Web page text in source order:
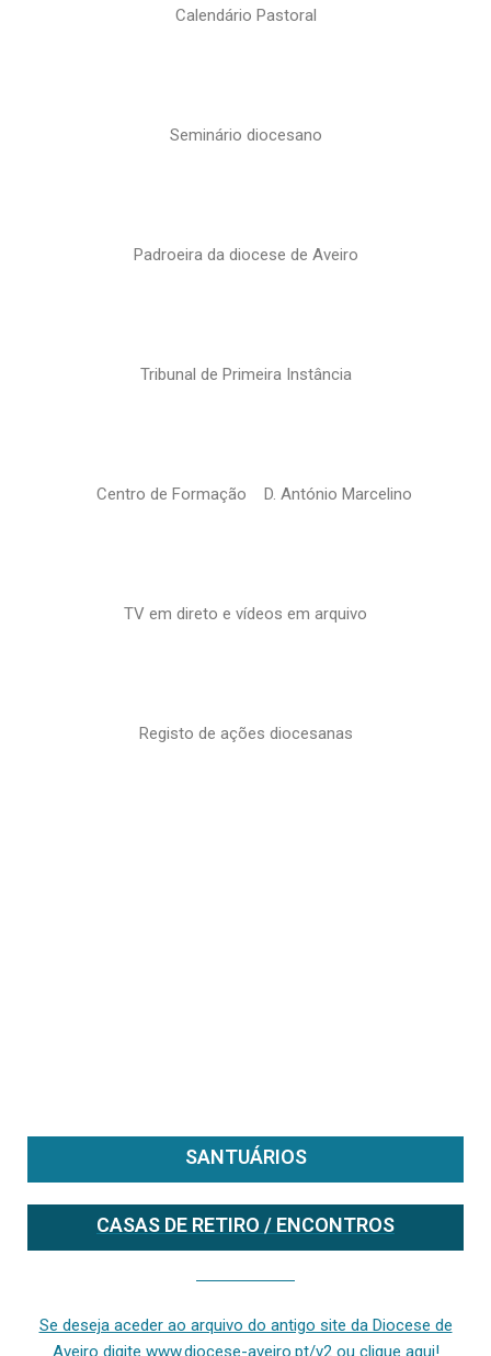
Calendário Pastoral
Seminário diocesano
Padroeira da diocese de Aveiro
Tribunal de Primeira Instância
Centro de Formação D. António Marcelino
TV em direto e vídeos em arquivo
Registo de ações diocesanas
SANTUÁRIOS
CASAS DE RETIRO / ENCONTROS
Se deseja aceder ao arquivo do antigo site da Diocese de
Aveiro digite www.diocese-aveiro.pt/v2 ou clique aqui!